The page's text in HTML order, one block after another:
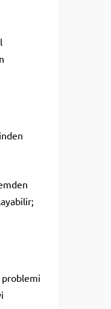
problemi